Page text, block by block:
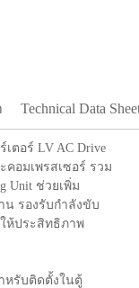
Technical Data
เตอร์ LV AC Drive
อมเพรสเซอร์ รวม
Unit ช่วยเพิ่ม
น รองรับกำลังขับ
ให้ประสิทธิภาพ
หรับติดตั้งในตู้